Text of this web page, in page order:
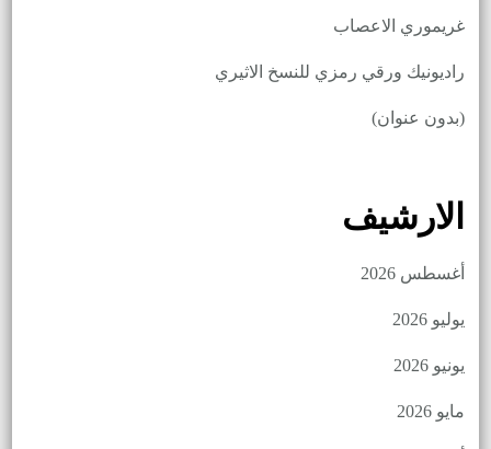
غريموري الاعصاب
راديونيك ورقي رمزي للنسخ الاثيري
(بدون عنوان)
الارشيف
أغسطس 2026
يوليو 2026
يونيو 2026
مايو 2026